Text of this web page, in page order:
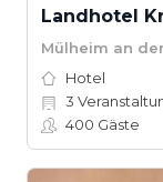
Landhotel
Mülheim an
Hotel
3
400 Gäste